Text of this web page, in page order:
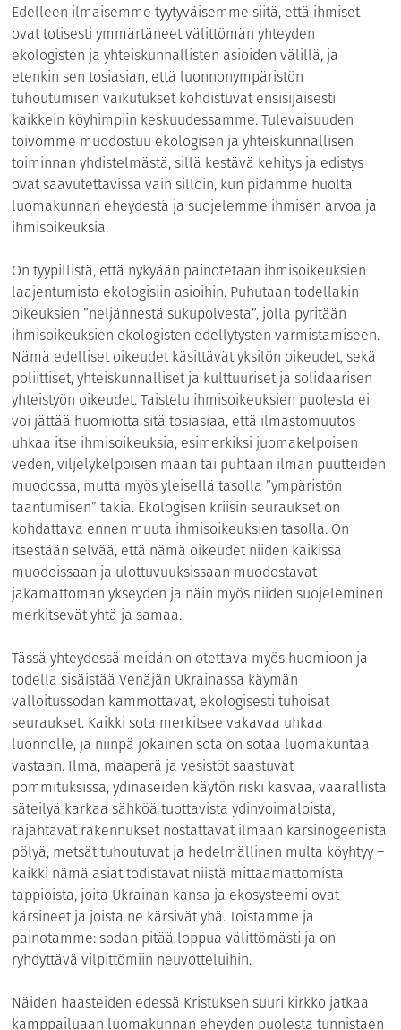
Edelleen ilmaisemme tyytyväisemme siitä, että ihmiset
ovat totisesti ymmärtäneet välittömän yhteyden
ekologisten ja yhteiskunnallisten asioiden välillä, ja
etenkin sen tosiasian, että luonnonympäristön
tuhoutumisen vaikutukset kohdistuvat ensisijaisesti
kaikkein köyhimpiin keskuudessamme. Tulevaisuuden
toivomme muodostuu ekologisen ja yhteiskunnallisen
toiminnan yhdistelmästä, sillä kestävä kehitys ja edistys
ovat saavutettavissa vain silloin, kun pidämme huolta
luomakunnan eheydestä ja suojelemme ihmisen arvoa ja
ihmisoikeuksia.
On tyypillistä, että nykyään painotetaan ihmisoikeuksien
laajentumista ekologisiin asioihin. Puhutaan todellakin
oikeuksien ”neljännestä sukupolvesta”, jolla pyritään
ihmisoikeuksien ekologisten edellytysten varmistamiseen.
Nämä edelliset oikeudet käsittävät yksilön oikeudet, sekä
poliittiset, yhteiskunnalliset ja kulttuuriset ja solidaarisen
yhteistyön oikeudet. Taistelu ihmisoikeuksien puolesta ei
voi jättää huomiotta sitä tosiasiaa, että ilmastomuutos
uhkaa itse ihmisoikeuksia, esimerkiksi juomakelpoisen
veden, viljelykelpoisen maan tai puhtaan ilman puutteiden
muodossa, mutta myös yleisellä tasolla ”ympäristön
taantumisen” takia. Ekologisen kriisin seuraukset on
kohdattava ennen muuta ihmisoikeuksien tasolla. On
itsestään selvää, että nämä oikeudet niiden kaikissa
muodoissaan ja ulottuvuuksissaan muodostavat
jakamattoman ykseyden ja näin myös niiden suojeleminen
merkitsevät yhtä ja samaa.
Tässä yhteydessä meidän on otettava myös huomioon ja
todella sisäistää Venäjän Ukrainassa käymän
valloitussodan kammottavat, ekologisesti tuhoisat
seuraukset. Kaikki sota merkitsee vakavaa uhkaa
luonnolle, ja niinpä jokainen sota on sotaa luomakuntaa
vastaan. Ilma, maaperä ja vesistöt saastuvat
pommituksissa, ydinaseiden käytön riski kasvaa, vaarallista
säteilyä karkaa sähköä tuottavista ydinvoimaloista,
räjähtävät rakennukset nostattavat ilmaan karsinogeenistä
pölyä, metsät tuhoutuvat ja hedelmällinen multa köyhtyy –
kaikki nämä asiat todistavat niistä mittaamattomista
tappioista, joita Ukrainan kansa ja ekosysteemi ovat
kärsineet ja joista ne kärsivät yhä. Toistamme ja
painotamme: sodan pitää loppua välittömästi ja on
ryhdyttävä vilpittömiin neuvotteluihin.
Näiden haasteiden edessä Kristuksen suuri kirkko jatkaa
kamppailuaan luomakunnan eheyden puolesta tunnistaen